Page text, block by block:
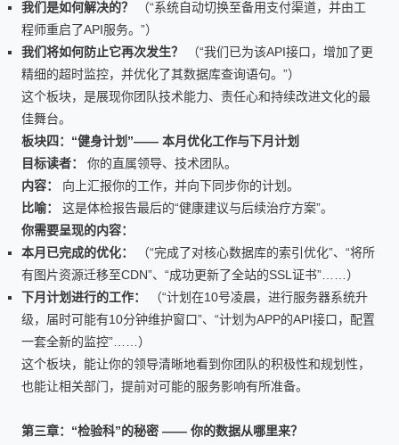
我们是如何解决的？
（“系统自动切换至备用支付渠道，并由工
程师重启了API服务。”）
我们将如何防止它再次发生？
（“我们已为该API接口，增加了更
精细的超时监控，并优化了其数据库查询语句。”）
这个板块，是展现你团队技术能力、责任心和持续改进文化的最
佳舞台。
板块四：“健身计划”—— 本月优化工作与下月计划
目标读者：
你的直属领导、技术团队。
内容：
向上汇报你的工作，并向下同步你的计划。
比喻：
这是体检报告最后的“健康建议与后续治疗方案”。
你需要呈现的内容：
本月已完成的优化：
（“完成了对核心数据库的索引优化”、“将所
有图片资源迁移至CDN”、“成功更新了全站的SSL证书”……）
下月计划进行的工作：
（“计划在10号凌晨，进行服务器系统升
级，届时可能有10分钟维护窗口”、“计划为APP的API接口，配置
一套全新的监控”……）
这个板块，能让你的领导清晰地看到你团队的积极性和规划性，
也能让相关部门，提前对可能的服务影响有所准备。
第三章：“检验科”的秘密 —— 你的数据从哪里来？